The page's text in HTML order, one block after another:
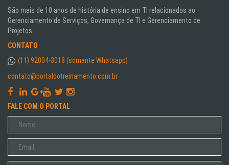
São mais de 10 anos de história de ensino em TI relacionados ao
Gerenciamento de Serviços, Governança de TI e Gerenciamento de
Projetos.
CONTATO
(11) 92004-3018 (somente Whatsapp)
contato@portaldotreinamento.com.br
FALE COM O PORTAL